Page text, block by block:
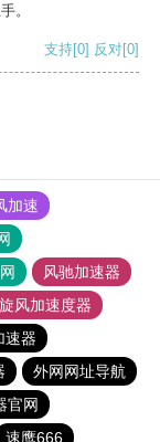
。
支持[0] 反对[0]
加速
风驰加速器
旋风加速度器
速器
外网网址导航
官网
速鹰666